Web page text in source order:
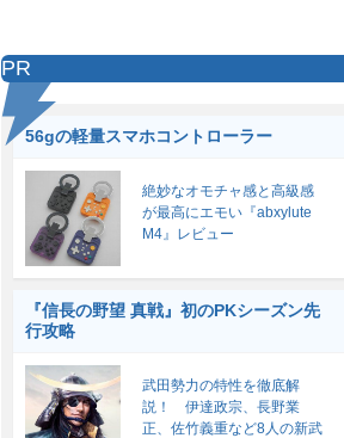
PR
56gの軽量スマホコントローラー
絶妙なオモチャ感と高級感
が最高にエモい『abxylute
M4』レビュー
『信長の野望 真戦』初のPKシーズン先
行攻略
武田勢力の特性を徹底解
説！ 伊達政宗、長野業
正、佐竹義重など8人の新武